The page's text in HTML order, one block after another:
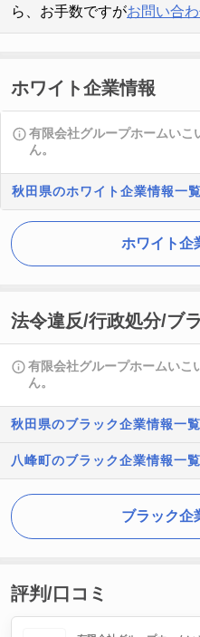
ら、お手数ですがお問い合
ホワイト企業情報
有限会社グループホームいこ
ん。
秋田県のホワイト企業情報一覧
ホワイト企
法令違反/行政処分/ブ
有限会社グループホームいこ
ん。
秋田県のブラック企業情報一覧
八峰町のブラック企業情報一覧
ブラック企
評判/口コミ